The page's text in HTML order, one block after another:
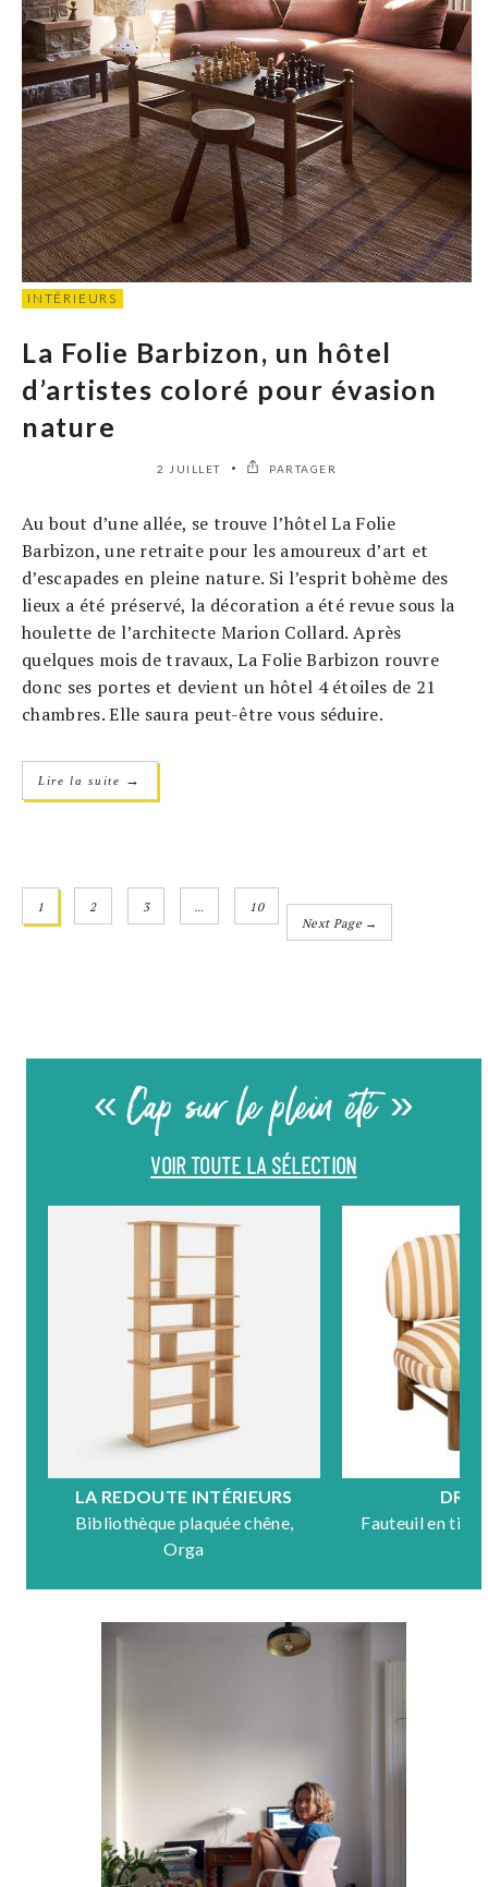
INTÉRIEURS
La Folie Barbizon, un hôtel
d’artistes coloré pour évasion
nature
2 JUILLET PARTAGER
Au bout d’une allée, se trouve l’hôtel La Folie
Barbizon, une retraite pour les amoureux d’art et
d’escapades en pleine nature. Si l’esprit bohème des
lieux a été préservé, la décoration a été revue sous la
houlette de l’architecte Marion Collard. Après
quelques mois de travaux, La Folie Barbizon rouvre
donc ses portes et devient un hôtel 4 étoiles de 21
chambres. Elle saura peut-être vous séduire.
Lire la suite →
1 2 3
10
Next Page →
« Cap sur le plein été »
VOIR TOUTE LA SÉLECTION
LA REDOUTE INTÉRIEURS
Bibliothèque plaquée chêne,
Orga
Fauteuil en